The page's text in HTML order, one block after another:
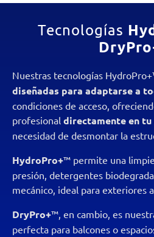
Tecnologías
Nuestras tecnologías
diseñadas para adaptarse a
condiciones de acceso,
profesional directamente en
necesidad de desmontar la
HydroPro+™ permite una
presión, detergentes
mecánico, ideal para exteriores
DryPro+™, en cambio, es
perfecta para balcones o